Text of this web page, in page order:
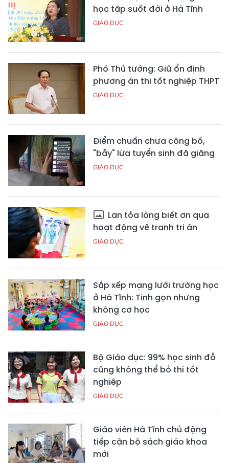
học tập suốt đời ở Hà Tĩnh
GIÁO DỤC
Phó Thủ tướng: Giữ ổn định
phương án thi tốt nghiệp THPT
GIÁO DỤC
Điểm chuẩn chưa công bố,
"bẫy" lừa tuyển sinh đã giăng
GIÁO DỤC
Lan tỏa lòng biết ơn qua
hoạt động vẽ tranh tri ân
GIÁO DỤC
Sắp xếp mạng lưới trường học
ở Hà Tĩnh: Tinh gọn nhưng
không cơ học
GIÁO DỤC
Bộ Giáo dục: 99% học sinh đỗ
cũng không thể bỏ thi tốt
nghiệp
GIÁO DỤC
Giáo viên Hà Tĩnh chủ động
tiếp cận bộ sách giáo khoa
mới